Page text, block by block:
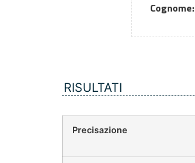
Cognome:
RISULTATI
Precisazione